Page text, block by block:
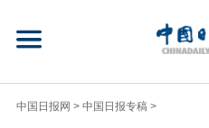
中国日报网 > 中国日报专稿 >